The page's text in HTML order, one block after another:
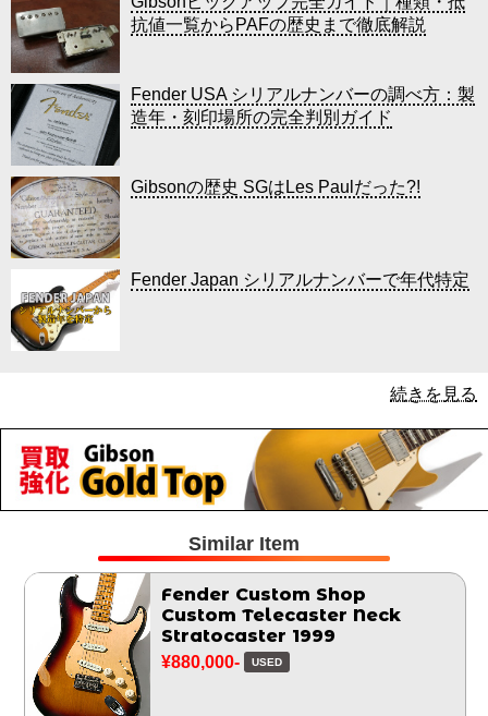
抗値一覧からPAFの歴史まで徹底解説
Fender USA シリアルナンバーの調べ方：製
造年・刻印場所の完全判別ガイド
Gibsonの歴史 SGはLes Paulだった?!
Fender Japan シリアルナンバーで年代特定
続きを見る
Similar Item
Fender Custom Shop
Custom Telecaster Neck
Stratocaster 1999
¥880,000- USED